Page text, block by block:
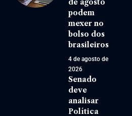
podem
mexer no
bolso dos
brasileiros
4 de agosto de
2026
Senado
deve
analisar
Política